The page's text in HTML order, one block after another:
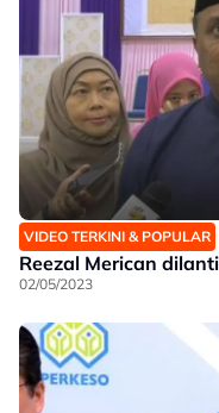
VIDEO TERKINI & POPULAR
Reezal Merican
02/05/2023